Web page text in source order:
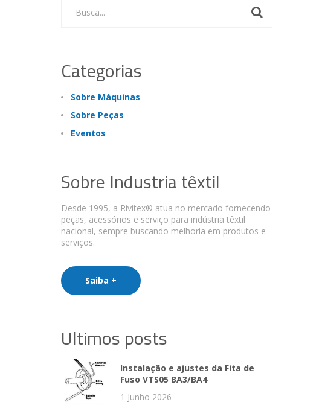
Busca...
Categorias
Sobre Máquinas
Sobre Peças
Eventos
Sobre Industria têxtil
Desde 1995, a Rivitex® atua no mercado fornecendo
peças, acessórios e serviço para indústria têxtil
nacional, sempre buscando melhoria em produtos e
serviços.
Saiba +
Ultimos posts
Instalação e ajustes da Fita de
Fuso VTS05 BA3/BA4
1 Junho 2026